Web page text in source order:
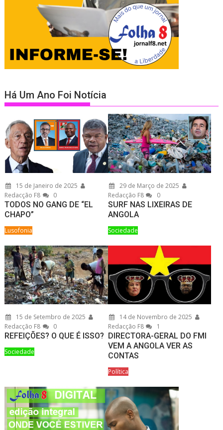
Há Um Ano Foi Notícia
15 de Janeiro de 2025
Redacção F8
0
TODOS NO GANG DE “EL
CHAPO”
Lusofonia
29 de Março de 2025
Redacção F8
0
SURF NAS LIXEIRAS DE
ANGOLA
Sociedade
15 de Setembro de 2025
Redacção F8
0
REFEIÇÕES? O QUE É ISSO?
Sociedade
14 de Novembro de 2025
Redacção F8
1
DIRECTORA-GERAL DO FMI
VEM A ANGOLA VER AS
CONTAS
Política